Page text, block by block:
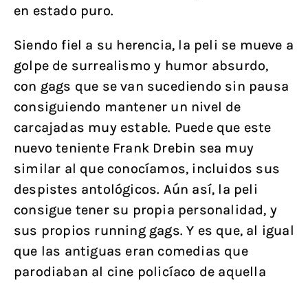
en estado puro.
Siendo fiel a su herencia, la peli se mueve a
golpe de surrealismo y humor absurdo,
con gags que se van sucediendo sin pausa
consiguiendo mantener un nivel de
carcajadas muy estable. Puede que este
nuevo teniente Frank Drebin sea muy
similar al que conocíamos, incluidos sus
despistes antológicos. Aún así, la peli
consigue tener su propia personalidad, y
sus propios running gags. Y es que, al igual
que las antiguas eran comedias que
parodiaban al cine policíaco de aquella